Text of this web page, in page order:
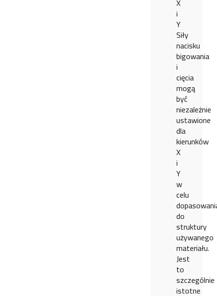
X
i
Y
Siły
nacisku
bigowania
i
cięcia
mogą
być
niezależnie
ustawione
dla
kierunków
X
i
Y
w
celu
do
struktury
używanego
materiału.
Jest
to
szczególnie
istotne